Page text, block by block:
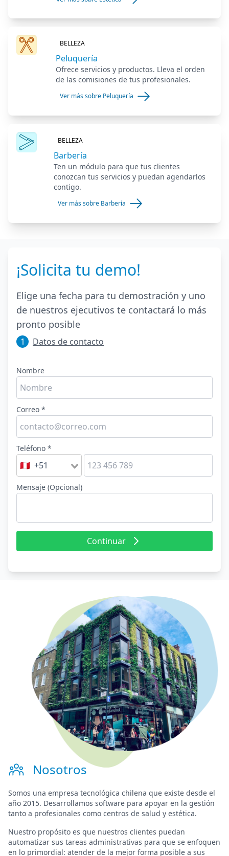
BELLEZA
Peluquería
Ofrece servicios y productos. Lleva el orden
de las comisiones de tus profesionales.
Ver más sobre Peluquería
BELLEZA
Barbería
Ten un módulo para que tus clientes
conozcan tus servicios y puedan agendarlos
contigo.
Ver más sobre Barbería
¡Solicita tu demo!
Elige una fecha para tu demostración y uno
de nuestros ejecutivos te contactará lo más
pronto posible
1 Datos de contacto
Nombre
Correo *
Teléfono *
🇵🇪 +51
Mensaje (Opcional)
Continuar
Nosotros
Somos una empresa tecnológica chilena que existe desde el
año 2015. Desarrollamos software para apoyar en la gestión
tanto a profesionales como centros de salud y estética.
Nuestro propósito es que nuestros clientes puedan
automatizar sus tareas administrativas para que se enfoquen
en lo primordial: atender de la mejor forma posible a sus